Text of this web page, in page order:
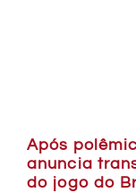
Após
anuncia
do jogo do